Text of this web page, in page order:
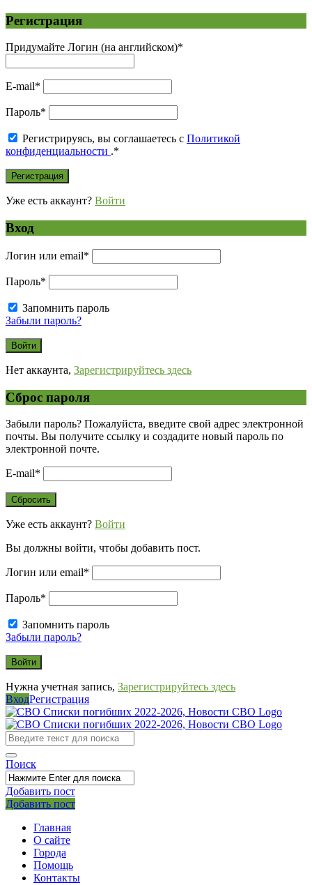
Регистрация
Придумайте Логин (на английском)*
E-mail*
Пароль*
Регистрируясь, вы соглашаетесь с Политикой
конфиденциальности .*
Уже есть аккаунт? Войти
Вход
Логин или email*
Пароль*
Запомнить пароль
Забыли пароль?
Нет аккаунта, Зарегистрируйтесь здесь
Сброс пароля
Забыли пароль? Пожалуйста, введите свой адрес электронной
почты. Вы получите ссылку и создадите новый пароль по
электронной почте.
E-mail*
Уже есть аккаунт? Войти
Вы должны войти, чтобы добавить пост.
Логин или email*
Пароль*
Запомнить пароль
Забыли пароль?
Нужна учетная запись, Зарегистрируйтесь здесь
ВходРегистрация
СВО
Списки
погибших
2022-
2026,
Новости
СВО
Поиск
Добавить пост
Мобильное
меню
Выйти
Добавить пост
Главная
О сайте
Города
Помощь
Контакты